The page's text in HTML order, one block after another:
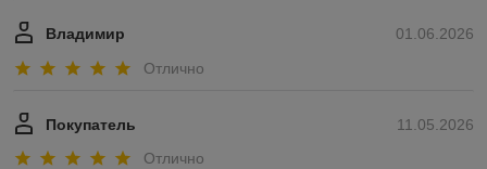
01.06.2026
Владимир
Отлично
11.05.2026
Покупатель
Отлично